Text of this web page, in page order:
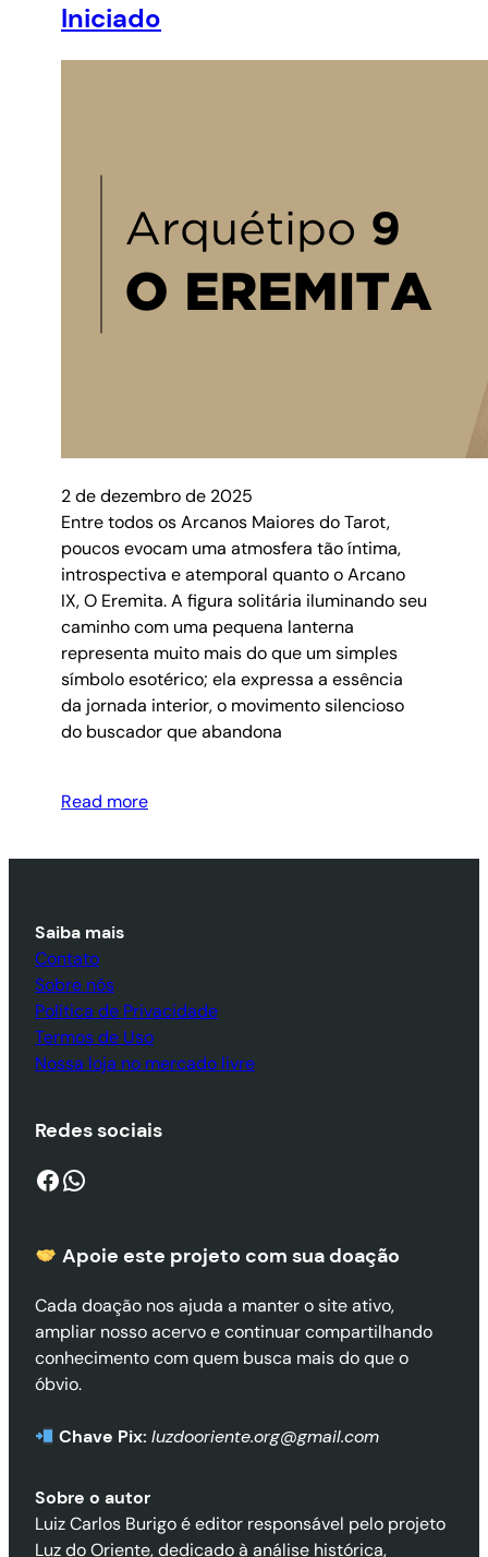
Iniciado
2 de dezembro de 2025
Entre todos os Arcanos Maiores do Tarot,
poucos evocam uma atmosfera tão íntima,
introspectiva e atemporal quanto o Arcano
IX, O Eremita. A figura solitária iluminando seu
caminho com uma pequena lanterna
representa muito mais do que um simples
símbolo esotérico; ela expressa a essência
da jornada interior, o movimento silencioso
do buscador que abandona
Read more
Saiba mais
Contato
Sobre nós
Política de Privacidade
Termos de Uso
Nossa loja no mercado livre
Redes sociais
Facebook WhatsApp
Apoie este projeto com sua doação
Cada doação nos ajuda a manter o site ativo,
ampliar nosso acervo e continuar compartilhando
conhecimento com quem busca mais do que o
óbvio.
Chave Pix: luzdooriente.org@gmail.com
Sobre o autor
Luiz Carlos Burigo é editor responsável pelo projeto
Luz do Oriente, dedicado à análise histórica,